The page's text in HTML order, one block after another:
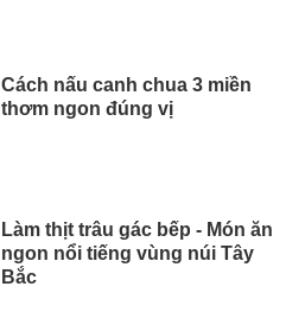
Cách nấu canh chua 3 miền
thơm ngon đúng vị
Làm thịt trâu gác bếp - Món ăn
ngon nổi tiếng vùng núi Tây
Bắc